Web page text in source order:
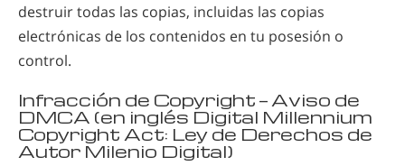
destruir todas las copias, incluidas las copias
electrónicas de los contenidos en tu posesión o
control.
Infracción de Copyright — Aviso de
DMCA (en inglés Digital Millennium
Copyright Act: Ley de Derechos de
Autor Milenio Digital)